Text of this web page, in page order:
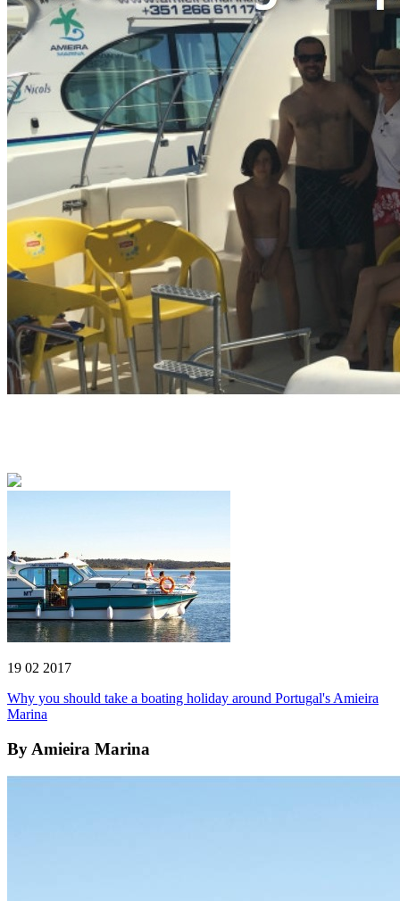
19 02 2017
Why you should take a boating holiday around Portugal's Amieira
Marina
By Amieira Marina